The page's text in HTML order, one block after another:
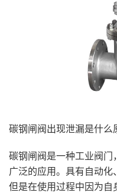
碳钢闸阀出现泄漏是什么
碳钢闸阀是一种工业阀门
广泛的应用。具有自动化
但是在使用过程中因为自